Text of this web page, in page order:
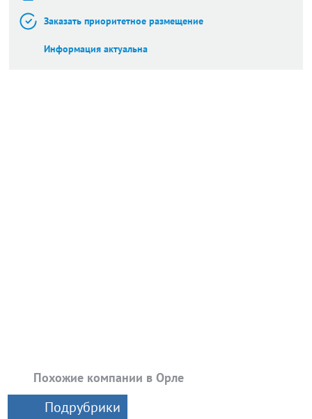
Заказать приоритетное размещение
Информация актуальна
Похожие компании в Орле
Подрубрики